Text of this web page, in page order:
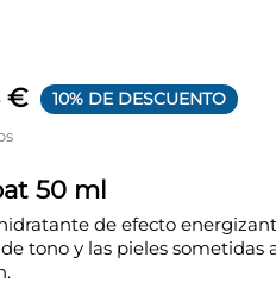
€ 10% DE DESCUENTO
50 ml
de efecto
tono y las pieles sometidas